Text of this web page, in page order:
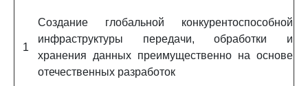
1
Создание глобальной конкурентоспособной
инфраструктуры передачи, обработки и
хранения данных преимущественно на основе
отечественных разработок